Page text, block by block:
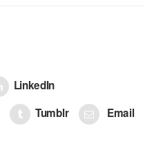
LinkedIn
Tumblr Email